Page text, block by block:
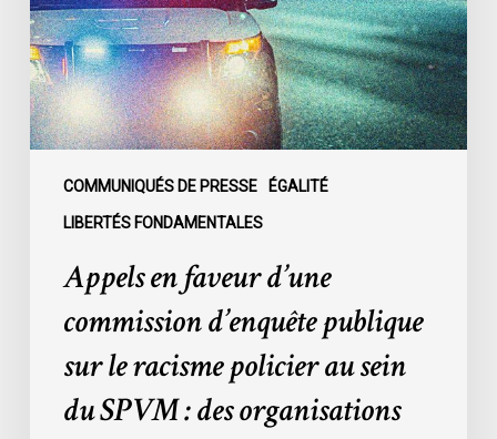
COMMUNIQUÉS DE PRESSE ÉGALITÉ
LIBERTÉS FONDAMENTALES
d’enquête
publique
sur
le
racisme
policier
SPVM
organisations
Appels en faveur d’une
commission d’enquête publique
sur le racisme policier au sein
du SPVM : des organisations